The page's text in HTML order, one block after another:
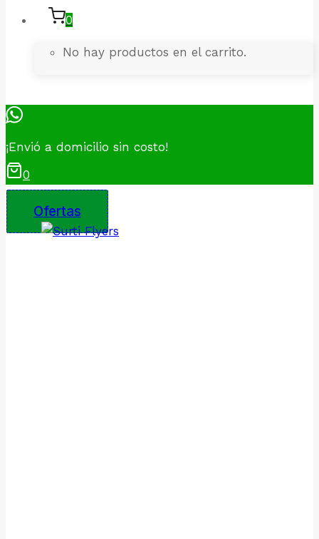
0
No hay productos en el carrito.
¡Envió a domicilio sin costo!
0
Ofertas